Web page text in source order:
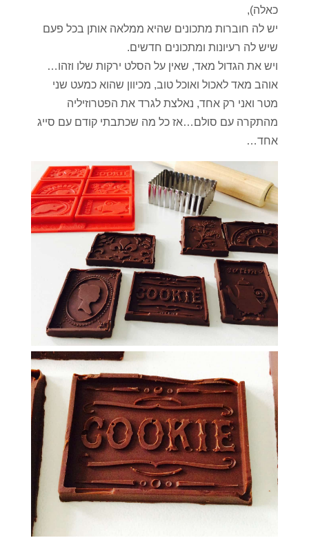
כאלה),
יש לה חוברות מתכונים שהיא ממלאה אותן בכל פעם
שיש לה רעיונות ומתכונים חדשים.
ויש את הגדול מאד, שאין על הסלט ירקות שלו וזהו…
אוהב מאד לאכול ואוכל טוב, מכיוון שהוא כמעט שני
מטר ואני רק אחד, נאלצת לגרד את הפטרוזיליה
מהתקרה עם סולם…אז כל מה שכתבתי קודם עם סייג
אחד…